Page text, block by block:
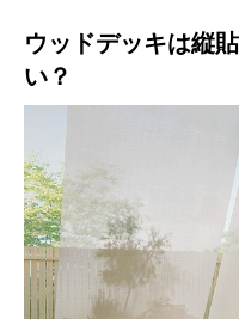
ウッドデッキは縦
い？